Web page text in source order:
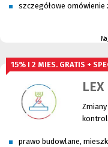
szczegółowe omówienie
15% I 2 MIES. GRATIS +
prawo budowlane,